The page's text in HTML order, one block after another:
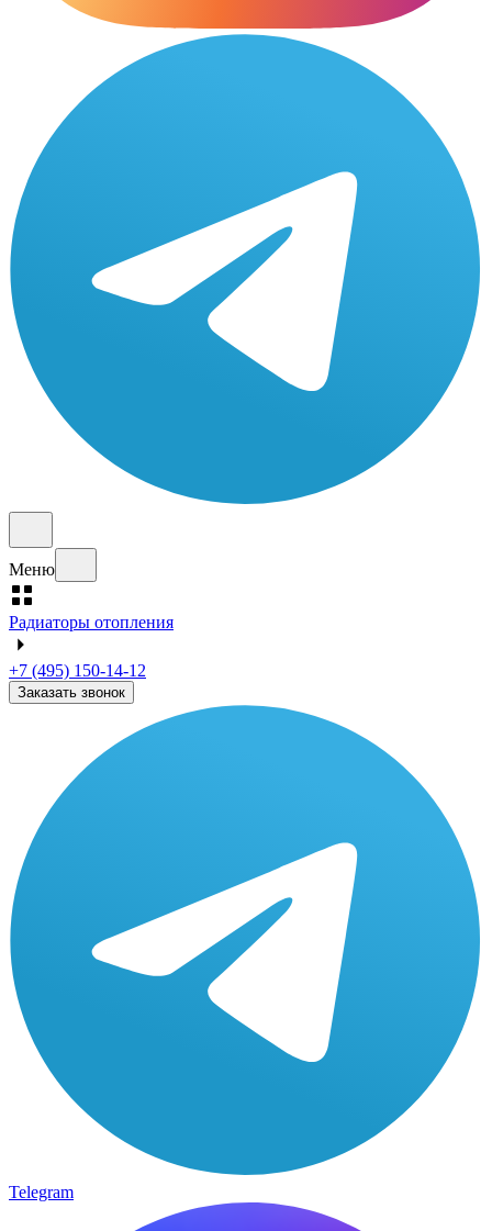
Меню
Радиаторы отопления
+7 (495) 150-14-12
Заказать звонок
Telegram